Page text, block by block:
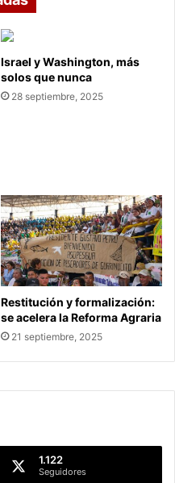
Israel y Washington, más
solos que nunca
28 septiembre, 2025
Restitución y formalización:
se acelera la Reforma Agraria
21 septiembre, 2025
1.122
Seguidores